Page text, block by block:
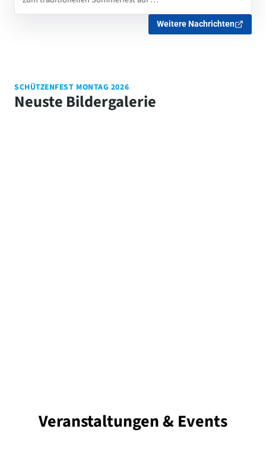
Weitere Nachrichten
SCHÜTZENFEST MONTAG 2026
Neuste Bildergalerie
Veranstaltungen & Events